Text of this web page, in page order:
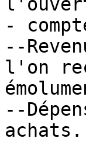
-
--
l'on
--